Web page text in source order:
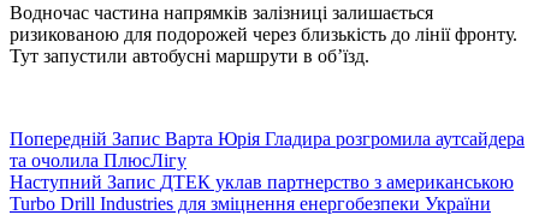
Водночас частина напрямків залізниці залишається
ризикованою для подорожей через близькість до лінії фронту.
Тут запустили автобусні маршрути в об’їзд.
Попередній Запис Варта Юрія Гладира розгромила аутсайдера
та очолила ПлюсЛігу
Наступний Запис ДТЕК уклав партнерство з американською
Turbo Drill Industries для зміцнення енергобезпеки України